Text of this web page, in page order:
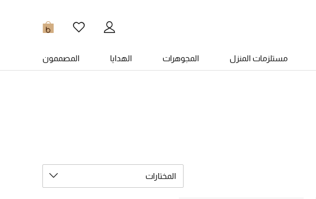
0
مستلزمات المنزل المجوهرات الهدايا المصممون
المختارات